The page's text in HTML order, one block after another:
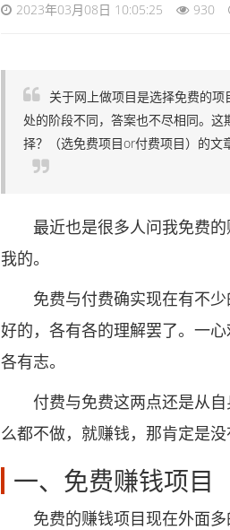
2023年03月08日 10:05:25 930
关于网上做项目是选择免费的
处的阶段不同，答案也不尽相同。
择？（选免费项目or付费项目）的文
最近也是很多人问我免费的
我的。
免费与付费确实现在有不少
好的，各有各的理解罢了。一
各有志。
付费与免费这两点还是从自
么都不做，就赚钱，那肯定是
一、免费赚钱项目
免费的赚钱项目现在外面多